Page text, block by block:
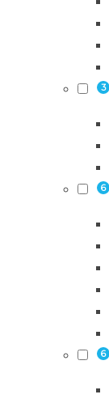
3
6
6